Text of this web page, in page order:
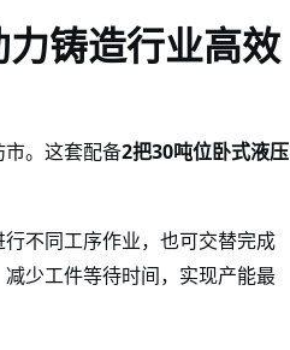
铸造行业高效
。这套配备2把30吨位卧式液压
不同工序作业，也可交替完成
少工件等待时间，实现产能最